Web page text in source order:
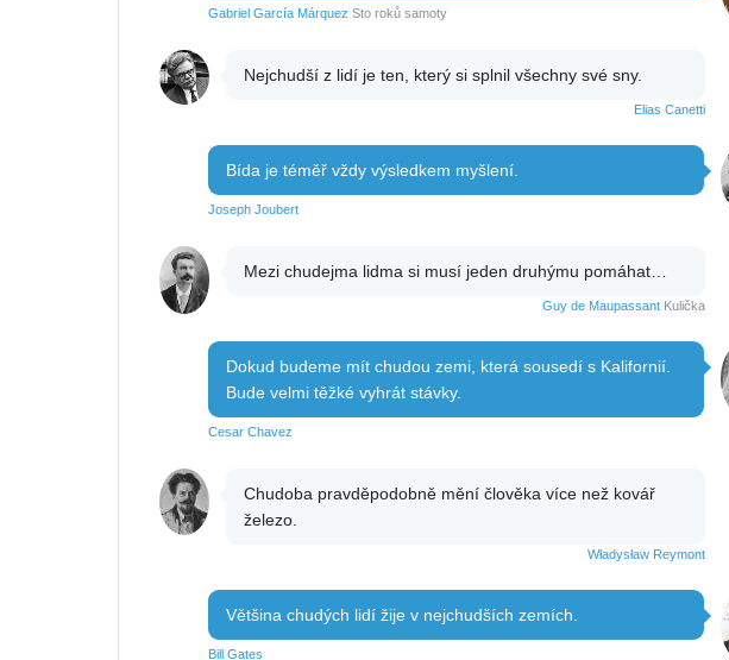
Gabriel García Márquez Sto roků samoty
Nejchudší z lidí je ten, který si splnil všechny své sny.
Elias Canetti
Bída je téměř vždy výsledkem myšlení.
Joseph Joubert
Mezi chudejma lidma si musí jeden druhýmu pomáhat…
Guy de MaupassantKulička
Dokud budeme mít chudou zemi, která sousedí s Kalifornií.
Bude velmi těžké vyhrát stávky.
Cesar Chavez
Chudoba pravděpodobně mění člověka více než kovář
železo.
Władysław Reymont
Většina chudých lidí žije v nejchudších zemích.
Bill Gates